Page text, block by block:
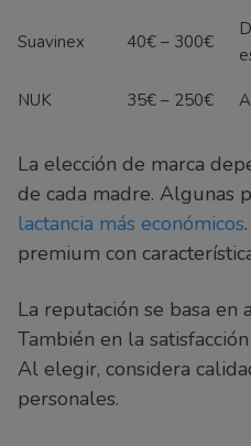
Suavinex 40€ – 300€
NUK 35€ – 250€
La elección de marca
de cada madre. Algunas
lactancia más económicos
premium con
La reputación se basa en
También en la
Al elegir, considera
personales.